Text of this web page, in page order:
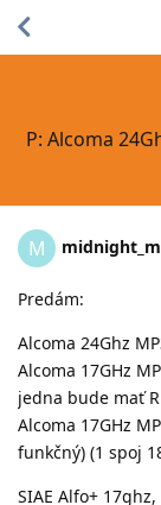
P: Alcoma
M
Predám:
Alcoma 24Ghz
Alcoma 17GHz
jedna bude mať
Alcoma 17GHz
funkčný) (1 spoj
SIAE Alfo+